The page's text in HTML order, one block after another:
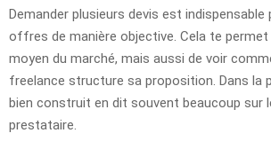
Demander plusieurs devis est indispensable
offres de manière objective. Cela te permet
moyen du marché, mais aussi de voir
freelance structure sa proposition. Dans la
bien construit en dit souvent beaucoup sur
prestataire.